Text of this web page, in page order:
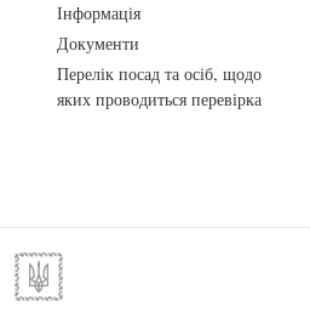
Інформація
Документи
Перелік посад та осіб, щодо
яких проводиться перевірка